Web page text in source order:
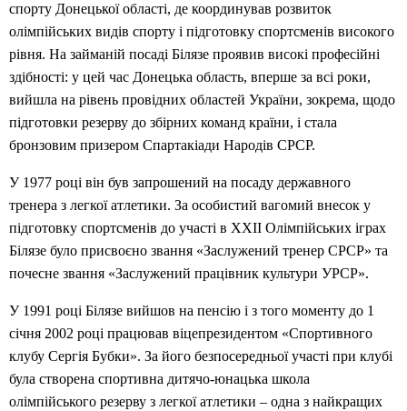
спорту Донецької області, де координував розвиток
олімпійських видів спорту і підготовку спортсменів високого
рівня. На займаній посаді Білязе проявив високі професійні
здібності: у цей час Донецька область, вперше за всі роки,
вийшла на рівень провідних областей України, зокрема, щодо
підготовки резерву до збірних команд країни, і стала
бронзовим призером Спартакіади Народів СРСР.
У 1977 році він був запрошений на посаду державного
тренера з легкої атлетики. За особистий вагомий внесок у
підготовку спортсменів до участі в ХХІІ Олімпійських іграх
Білязе було присвоєно звання «Заслужений тренер СРСР» та
почесне звання «Заслужений працівник культури УРСР».
У 1991 році Білязе вийшов на пенсію і з того моменту до 1
січня 2002 році працював віцепрезидентом «Спортивного
клубу Сергія Бубки». За його безпосередньої участі при клубі
була створена спортивна дитячо-юнацька школа
олімпійського резерву з легкої атлетики – одна з найкращих